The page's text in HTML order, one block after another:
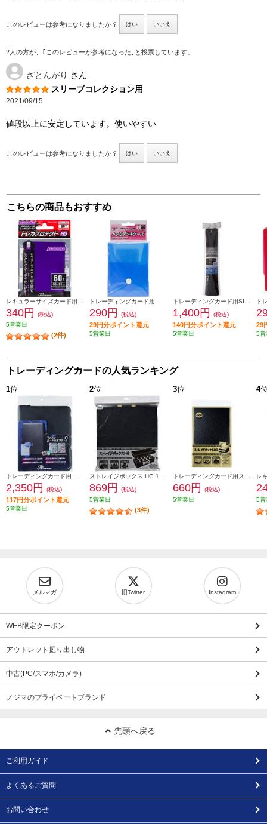
このレビューは参考になりましたか？ はい いいえ
2人の方が、｢このレビューが参考になった｣と投票しています。
ざとんがり さん
スリーブコレクション用
2021/09/15
値段以上に安定しています。使いやすい
このレビューは参考になりましたか？ はい いいえ
こちらの商品もおすすめ
340円
(税込)
5営業日
(2件)
トレーディングカード用
290円 (税込)
29円分ポイント還元
5営業日
1,400円 (税込)
140円分ポイント還元
5営業日
29
5営
トレーディングカードの人気ランキング
1位
2,350円 (税込)
117円分ポイント還元
5営業日
2位
869円
(税込)
5営業日
(3件)
3位
660円
(税込)
5営業日
4
5営
メルマガ 旧Twitter Instagram
WEB限定クーポン
アウトレット掘り出し物
中古(PC/スマホ/カメラ)
ノジマのプライベートブランド
先頭へ戻る
ご利用ガイド
よくあるご質問
お問い合わせ